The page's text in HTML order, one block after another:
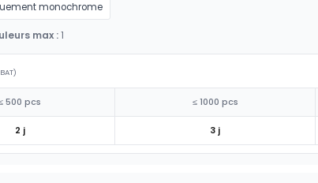
monochrome
max :1
500 pcs ≤ 1000 pcs
2 j 3 j